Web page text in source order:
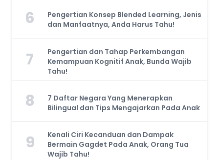
6
Pengertian Konsep Blended Learning, Jenis
dan Manfaatnya, Anda Harus Tahu!
7
Pengertian dan Tahap Perkembangan
Kemampuan Kognitif Anak, Bunda Wajib
Tahu!
8
7 Daftar Negara Yang Menerapkan
Bilingual dan Tips Mengajarkan Pada Anak
9
Kenali Ciri Kecanduan dan Dampak
Bermain Gagdet Pada Anak, Orang Tua
Wajib Tahu!